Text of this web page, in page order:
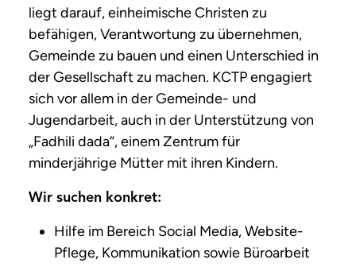
liegt darauf, einheimische Christen zu
befähigen, Verantwortung zu übernehmen,
Gemeinde zu bauen und einen Unterschied in
der Gesellschaft zu machen. KCTP engagiert
sich vor allem in der Gemeinde- und
Jugendarbeit, auch in der Unterstützung von
„Fadhili dada“, einem Zentrum für
minderjährige Mütter mit ihren Kindern.
Wir suchen konkret:
Hilfe im Bereich Social Media, Website-
Pflege, Kommunikation sowie Büroarbeit